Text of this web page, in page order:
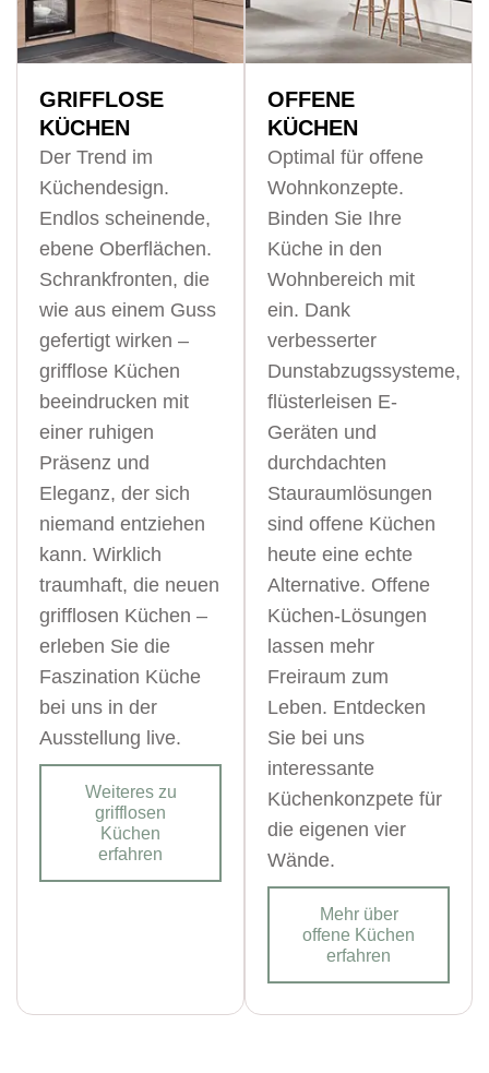
GRIFFLOSE
KÜCHEN
Der Trend im
Küchendesign.
Endlos scheinende,
ebene Oberflächen.
Schrankfronten, die
wie aus einem Guss
gefertigt wirken –
grifflose Küchen
beeindrucken mit
einer ruhigen
Präsenz und
Eleganz, der sich
niemand entziehen
kann. Wirklich
traumhaft, die neuen
grifflosen Küchen –
erleben Sie die
Faszination Küche
bei uns in der
Ausstellung live.
Weiteres zu
grifflosen
Küchen
erfahren
OFFENE
KÜCHEN
Optimal für offene
Wohnkonzepte.
Binden Sie Ihre
Küche in den
Wohnbereich mit
ein. Dank
verbesserter
Dunstabzugssysteme,
flüsterleisen E-
Geräten und
durchdachten
Stauraumlösungen
sind offene Küchen
heute eine echte
Alternative. Offene
Küchen-Lösungen
lassen mehr
Freiraum zum
Leben. Entdecken
Sie bei uns
interessante
Küchenkonzpete für
die eigenen vier
Wände.
Mehr über
offene Küchen
erfahren